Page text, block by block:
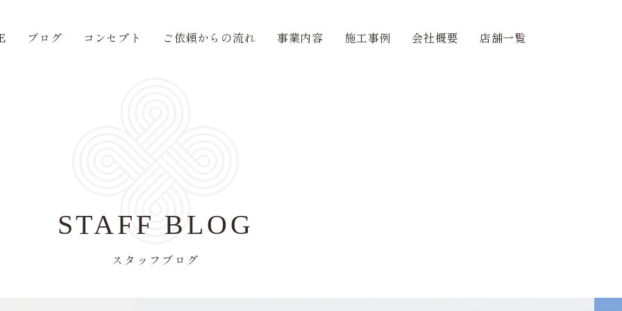
ブログ コンセプト ご依頼からの流れ 事業内容 施工事例 会社概要 店舗一覧
STAFF BLOG
スタッフブログ